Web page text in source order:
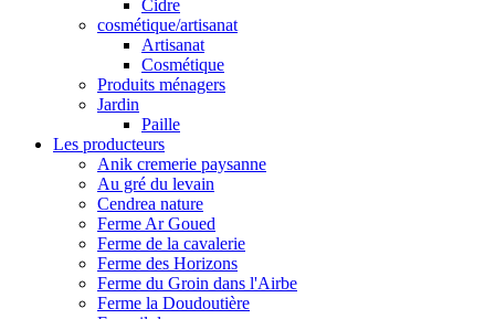
Cidre
cosmétique/artisanat
Artisanat
Cosmétique
Produits ménagers
Jardin
Paille
Les producteurs
Anik cremerie paysanne
Au gré du levain
Cendrea nature
Ferme Ar Goued
Ferme de la cavalerie
Ferme des Horizons
Ferme du Groin dans l'Airbe
Ferme la Doudoutière